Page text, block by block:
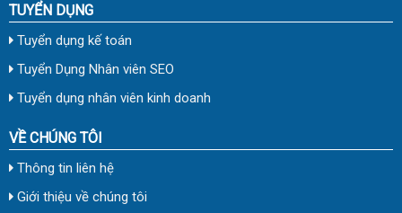
TUYỂN DỤNG
Tuyển dụng kế toán
Tuyển Dụng Nhân viên SEO
Tuyển dụng nhân viên kinh doanh
VỀ CHÚNG TÔI
Thông tin liên hệ
Giới thiệu về chúng tôi